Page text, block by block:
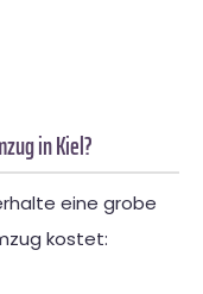
in Kiel?
eine grobe
kostet: